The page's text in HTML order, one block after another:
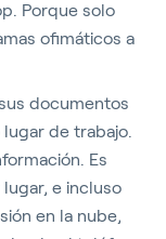
Porque solo
ofimáticos a
documentos
de trabajo.
Es
e incluso
en la nube,